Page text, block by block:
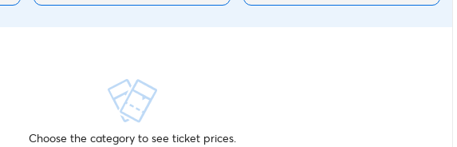
Choose the category to see ticket prices.